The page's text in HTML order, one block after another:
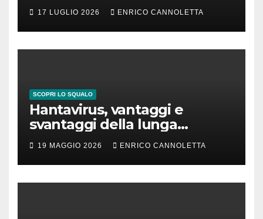
17 LUGLIO 2026 ENRICO CANNOLETTA
SCOPRI LO SQUALO
Hantavirus, vantaggi e
svantaggi della lunga
incubazione
19 MAGGIO 2026 ENRICO CANNOLETTA